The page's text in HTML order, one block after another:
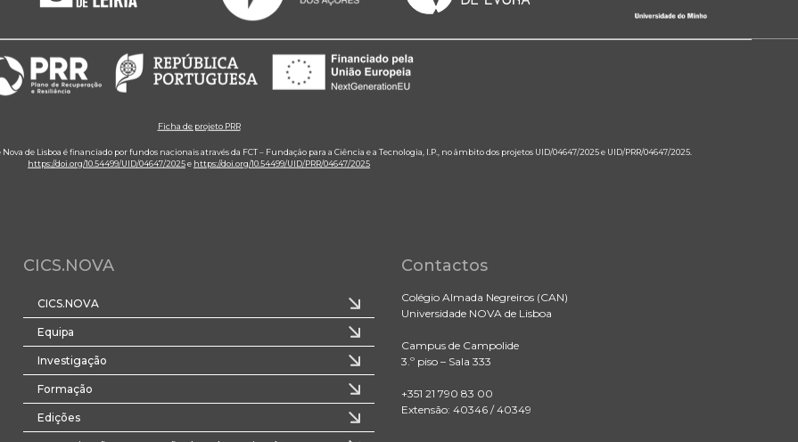
Ficha de projeto PRR
de Lisboa é financiado por fundos nacionais através da FCT – Fundação para a Ciência e a Tecnologia, I.P., no âmbito dos projetos UID/04647/2025 e UID/PRR/04647/2025.
https://doi.org/10.54499/UID/04647/2025e https://doi.org/10.54499/UID/PRR/04647/2025
CICS.NOVA
CICS.NOVA
Equipa
Investigação
Formação
Edições
Contactos
Colégio Almada Negreiros (CAN)
Universidade NOVA de Lisboa
Campus de Campolide
3.º piso – Sala 333
+351 21 790 83 00
Extensão: 40346 / 40349